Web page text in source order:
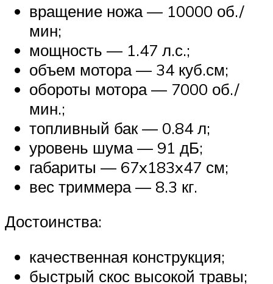
вращение ножа — 10000 об./
мин;
мощность — 1.47 л.с.;
объем мотора — 34 куб.см;
обороты мотора — 7000 об./
мин.;
топливный бак — 0.84 л;
уровень шума — 91 дБ;
габариты — 67x183x47 см;
вес триммера — 8.3 кг.
Достоинства:
качественная конструкция;
быстрый скос высокой травы;